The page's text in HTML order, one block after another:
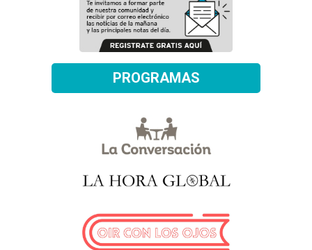
PROGRAMAS